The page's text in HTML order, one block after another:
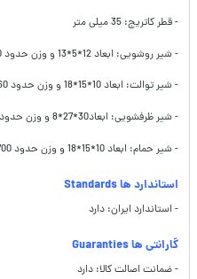
- قطر کاتریج: 35 میلی متر
- شیر روشویی: ابعاد 12*5*13 و وزن حدود 1120 گرم
- شیر توالت: ابعاد 10*15*18 و وزن حدود 1160 گرم
- شیر ظرفشویی: ابعاد30*27*8 و وزن حدود 1750 گرم
- شیر حمام: ابعاد 10*15*18 و وزن حدود 1700 گرم
استاندارد ها Standards
- استاندارد ایران: دارد
گارانتی ها Guaranties
- ضمانت اصالت کالا: دارد